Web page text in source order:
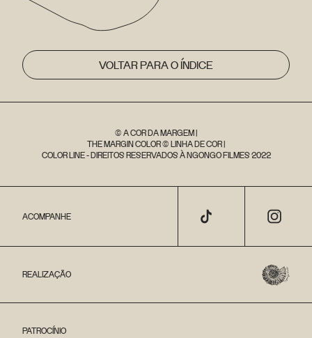
VOLTAR PARA O ÍNDICE
© A COR DA MARGEM |
THE MARGIN COLOR © LINHA DE COR |
COLOR LINE - DIREITOS RESERVADOS À NGONGO FILMES 2022
ACOMPANHE
REALIZAÇÃO
PATROCÍNIO